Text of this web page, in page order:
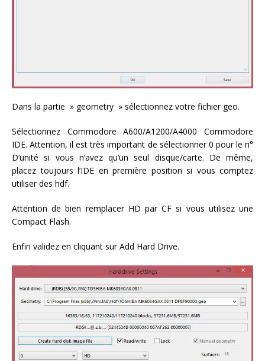
Dans la partie » geometry » sélectionnez votre fichier geo.
Sélectionnez Commodore A600/A1200/A4000 Commodore
IDE. Attention, il est très important de sélectionner 0 pour le n°
D’unité si vous n’avez qu’un seul disque/carte. De même,
placez toujours l’IDE en première position si vous comptez
utiliser des hdf.
Attention de bien remplacer HD par CF si vous utilisez une
Compact Flash.
Enfin validez en cliquant sur Add Hard Drive.